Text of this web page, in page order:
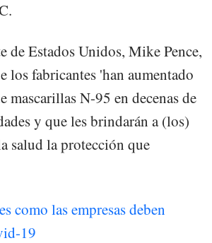
de Estados Unidos, Mike Pence,
los fabricantes 'han aumentado
mascarillas N-95 en decenas de
y que les brindarán a (los)
salud la protección que
como las empresas deben
19